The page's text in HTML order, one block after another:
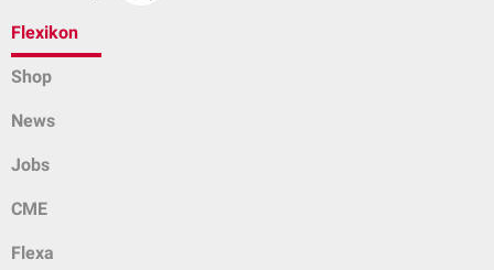
Flexikon
Shop
News
Jobs
CME
Flexa